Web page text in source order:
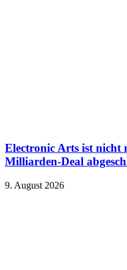
Electronic Arts ist nicht
Milliarden-Deal
9. August 2026